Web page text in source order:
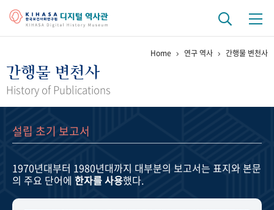
걸어온 길 기관 변천사
정책과 연구 키워드로 보는 연구 역사
연구자들
기록물 아카이브
Home 연구 역사 간행물 변천사
간행물 변천사
History of Publications
설립 초기 보고서
1970년대부터 1980년대까지 대부분의 보고서는 표지와 본문
의 주요 단어에 한자를 사용했다.